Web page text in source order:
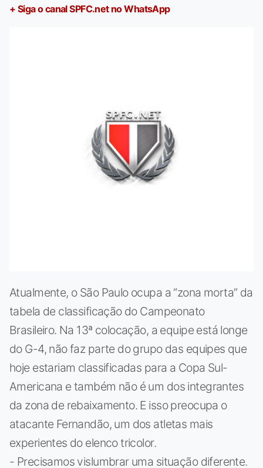
+ Siga o canal SPFC.net no WhatsApp
Atualmente, o São Paulo ocupa a “zona morta” da
tabela de classificação do Campeonato
Brasileiro. Na 13ª colocação, a equipe está longe
do G-4, não faz parte do grupo das equipes que
hoje estariam classificadas para a Copa Sul-
Americana e também não é um dos integrantes
da zona de rebaixamento. E isso preocupa o
atacante Fernandão, um dos atletas mais
experientes do elenco tricolor.
- Precisamos vislumbrar uma situação diferente.